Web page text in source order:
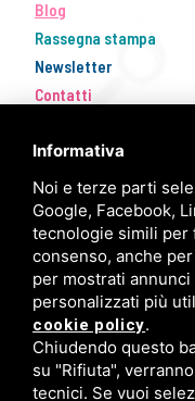
Blog
Rassegna stampa
Newsletter
Contatti
FISM
Compila il modulo e
Informativa
Noi e terze parti
Google, Facebook,
tecnologie simili per
consenso, anche
per mostrati
personalizzati più
cookie policy.
Chiudendo questo
su "Rifiuta",
tecnici. Se vuoi